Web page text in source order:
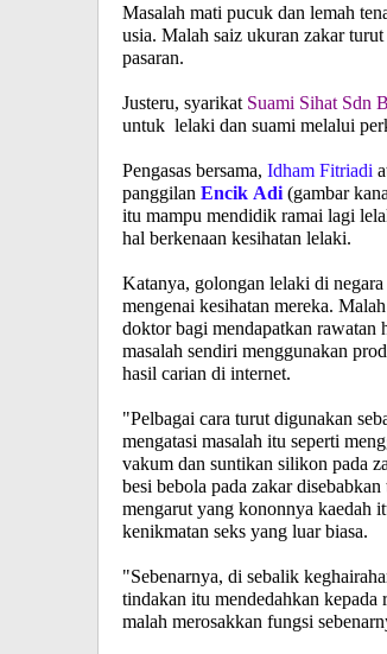
Masalah mati pucuk dan lemah
usia. Malah saiz ukuran zakar
pasaran.
Justeru, syarikat Suami Sihat Sdn
untuk lelaki dan suami melalui
Pengasas bersama, Idham Fitriadi
panggilan Encik Adi (gambar
itu mampu mendidik ramai lagi
hal berkenaan kesihatan lelaki.
Katanya, golongan lelaki di
mengenai kesihatan mereka.
doktor bagi mendapatkan rawatan
masalah sendiri menggunakan
hasil carian di internet.
"Pelbagai cara turut digunakan
mengatasi masalah itu seperti
vakum dan suntikan silikon pada
besi bebola pada zakar
mengarut yang kononnya kaedah
kenikmatan seks yang luar biasa.
"Sebenarnya, di sebalik
tindakan itu mendedahkan
malah merosakkan fungsi